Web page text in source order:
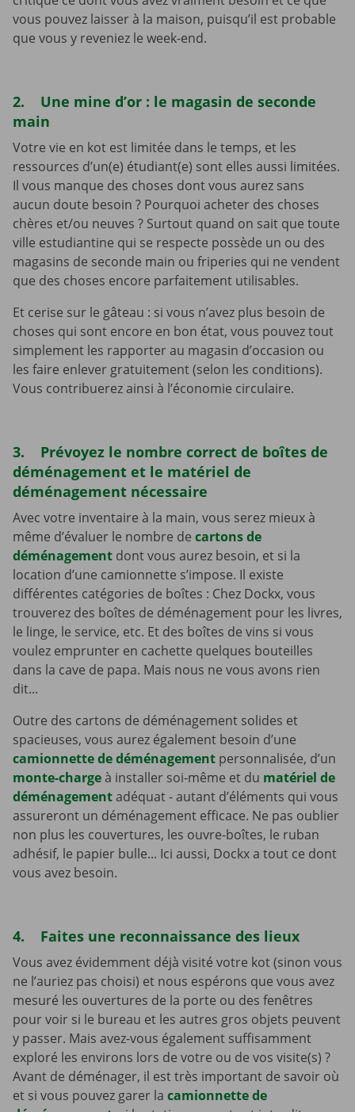
vous pouvez laisser à la maison, puisqu’il est probable
que vous y reveniez le week-end.
2. Une mine d’or : le magasin de seconde
main
Votre vie en kot est limitée dans le temps, et les
ressources d’un(e) étudiant(e) sont elles aussi limitées.
Il vous manque des choses dont vous aurez sans
aucun doute besoin ? Pourquoi acheter des choses
chères et/ou neuves ? Surtout quand on sait que toute
ville estudiantine qui se respecte possède un ou des
magasins de seconde main ou friperies qui ne vendent
que des choses encore parfaitement utilisables.
Et cerise sur le gâteau : si vous n’avez plus besoin de
choses qui sont encore en bon état, vous pouvez tout
simplement les rapporter au magasin d’occasion ou
les faire enlever gratuitement (selon les conditions).
Vous contribuerez ainsi à l’économie circulaire.
3. Prévoyez le nombre correct de boîtes de
déménagement et le matériel de
déménagement nécessaire
Avec votre inventaire à la main, vous serez mieux à
même d’évaluer le nombre de cartons de
déménagement dont vous aurez besoin, et si la
location d’une camionnette s’impose. Il existe
différentes catégories de boîtes : Chez Dockx, vous
trouverez des boîtes de déménagement pour les livres,
le linge, le service, etc. Et des boîtes de vins si vous
voulez emprunter en cachette quelques bouteilles
dans la cave de papa. Mais nous ne vous avons rien
dit...
Outre des cartons de déménagement solides et
spacieuses, vous aurez également besoin d’une
camionnette de déménagement personnalisée, d’un
monte-chargeà installer soi-même et du matériel de
déménagementadéquat - autant d’éléments qui vous
assureront un déménagement efficace. Ne pas oublier
non plus les couvertures, les ouvre-boîtes, le ruban
adhésif, le papier bulle... Ici aussi, Dockx a tout ce dont
vous avez besoin.
4. Faites une reconnaissance des lieux
Vous avez évidemment déjà visité votre kot (sinon vous
ne l’auriez pas choisi) et nous espérons que vous avez
mesuré les ouvertures de la porte ou des fenêtres
pour voir si le bureau et les autres gros objets peuvent
y passer. Mais avez-vous également suffisamment
exploré les environs lors de votre ou de vos visite(s) ?
Avant de déménager, il est très important de savoir où
et si vous pouvez garer la camionnette de